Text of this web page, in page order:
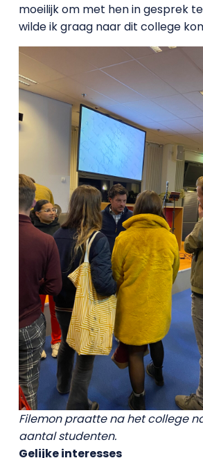
moeilijk om met hen in gesprek
wilde ik graag naar dit college
Filemon praatte na het college
aantal studenten.
Gelijke interesses